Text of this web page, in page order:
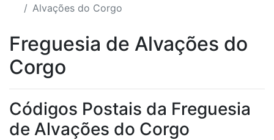
Alvações do Corgo
Freguesia de Alvações do
Corgo
Códigos Postais da Freguesia
de Alvações do Corgo